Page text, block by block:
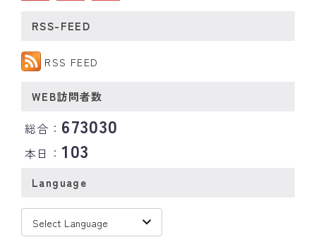
RSS-FEED
RSS FEED
WEB訪問者数
総合： 673030
本日：103
Language